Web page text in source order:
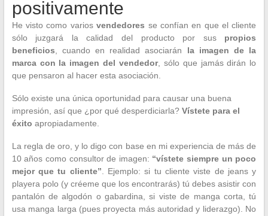
positivamente
He visto como variosvendedores se confían en que el cliente
sólo juzgará la calidad del producto por sus propios
beneficios , cuando en realidad asociarán la imagen de la
marca con la imagen del vendedor, sólo que jamás dirán lo
que pensaron al hacer esta asociación.
Sólo existe una única oportunidad para causar una buena
impresión, así que ¿por qué desperdiciarla?Vístete para el
éxito apropiadamente.
La regla de oro, y lo digo con base en mi experiencia de más de
10 años como consultor de imagen: “vístete siempre un poco
mejor que tu cliente” . Ejemplo: si tu cliente viste de jeans y
playera polo (y créeme que los encontrarás) tú debes asistir con
pantalón de algodón o gabardina, si viste de manga corta, tú
usa manga larga (pues proyecta más autoridad y liderazgo). No